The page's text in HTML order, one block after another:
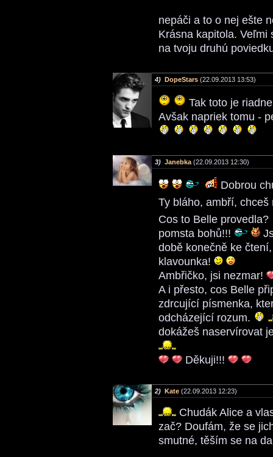
nepáči a to o nej ešte
Krásna kapitola.
na tvoju druhú
4) DopeStars (22.09.2013 13:53)
Tak toto je
Avšak napriek tomu -
3) Janebka (22.09.2013 12:30)
Dobrou
Ty bláho, ambří,
Cos to Belle provedla?
pomsta bohů!!!
době konečně ke
klavounka!
Ambřičko, jsi nezmar!
A i přesto, cos Belle
zdrcující písmenka,
odcházející rozum.
dokážeš naservírovat
Děkuji!!!
2) Kate (22.09.2013 12:23)
Chudák Alice a
zač? Doufám, že se
smutné, těším se na